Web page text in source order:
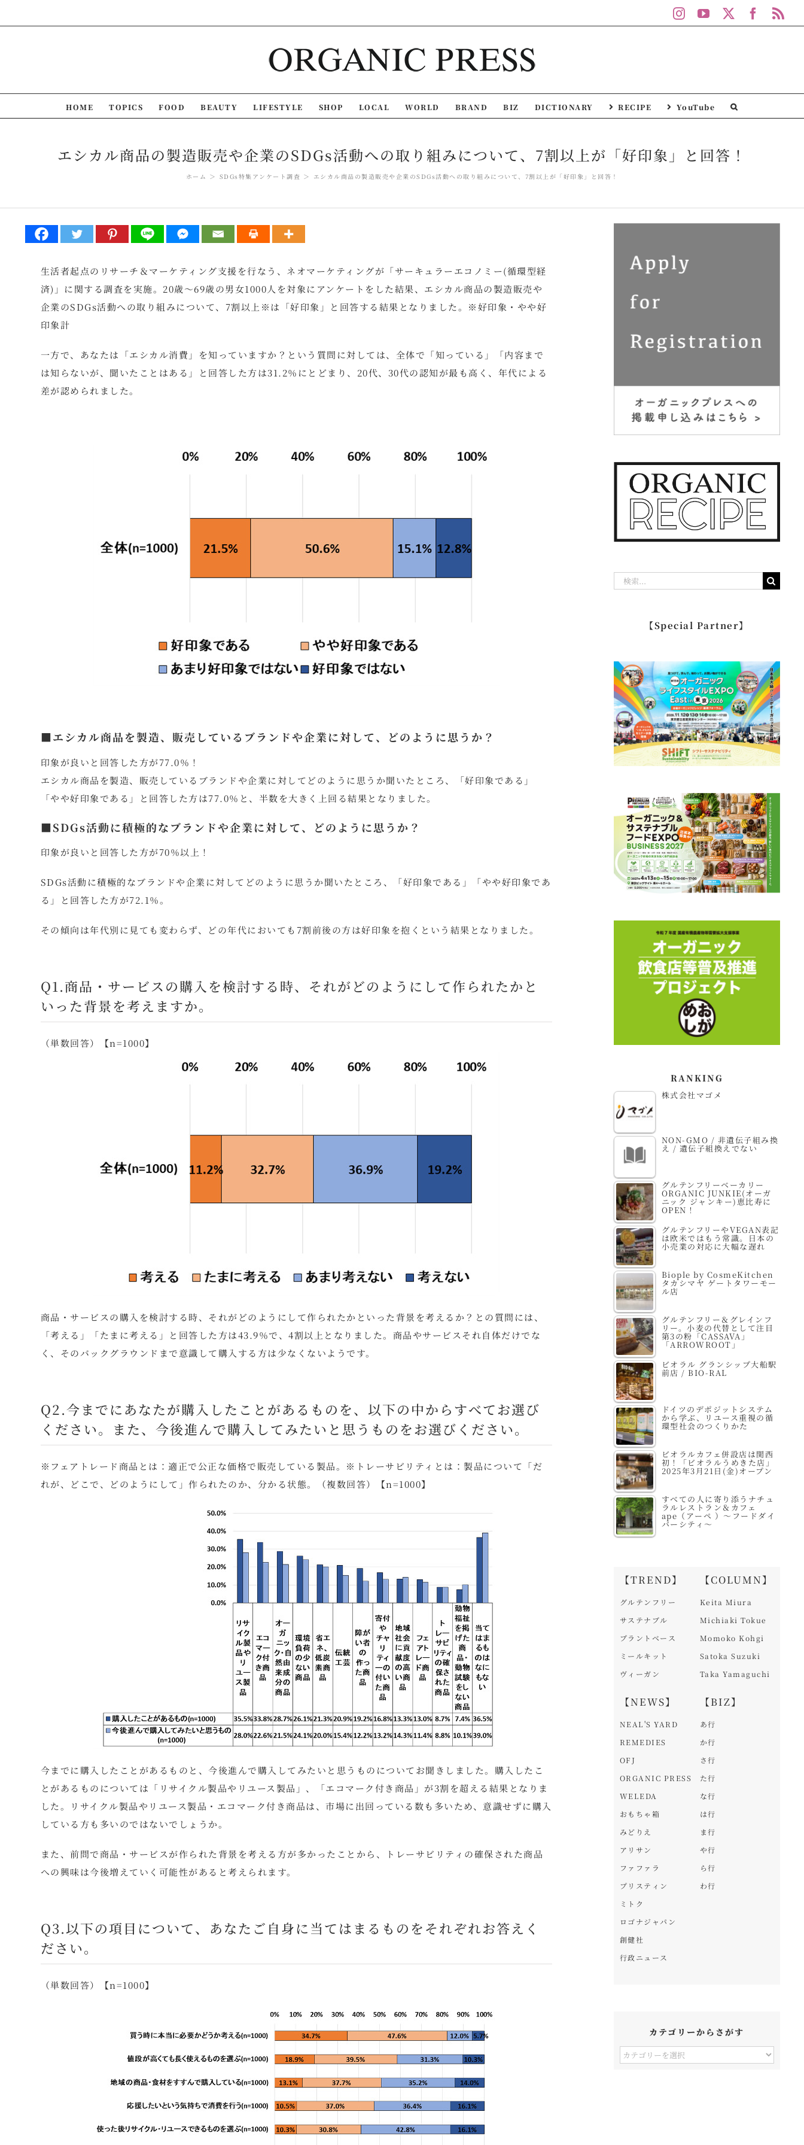
to
InstagramYouTube
HOME TOPICS FOOD BEAUTY LIFESTYLE SHOP LOCAL WORLD BRAND BIZ DICTIONARY RECIPE YouTube
エシカル商品の製造販売や企業のSDGs活動への取り組みについて、7割以上が「好印象」と回答！
ホーム SDGs特集 アンケート調査 エシカル商品の製造販売や企業のSDGs活動への取り組みについて、7割以上が「好印象」と回答！
生活者起点のリサーチ＆マーケティング支援を行なう、ネオマーケティングが「サーキュラーエコノミー(循環型経
済)」に関する調査を実施。20歳～69歳の男女1000人を対象にアンケートをした結果、エシカル商品の製造販売や
企業のSDGs活動への取り組みについて、7割以上※は「好印象」と回答する結果となりました。※好印象・やや好
印象計
一方で、あなたは「エシカル消費」を知っていますか？という質問に対しては、全体で「知っている」「内容まで
は知らないが、聞いたことはある」と回答した方は31.2％にとどまり、20代、30代の認知が最も高く、年代による
差が認められました。
■エシカル商品を製造、販売しているブランドや企業に対して、どのように思うか？
印象が良いと回答した方が77.0％！
エシカル商品を製造、販売しているブランドや企業に対してどのように思うか聞いたところ、「好印象である」
「やや好印象である」と回答した方は77.0％と、半数を大きく上回る結果となりました。
■SDGs活動に積極的なブランドや企業に対して、どのように思うか？
印象が良いと回答した方が70％以上！
SDGs活動に積極的なブランドや企業に対してどのように思うか聞いたところ、「好印象である」「やや好印象であ
る」と回答した方が72.1％。
その傾向は年代別に見ても変わらず、どの年代においても7割前後の方は好印象を抱くという結果となりました。
Q1.商品・サービスの購入を検討する時、それがどのようにして作られたかと
いった背景を考えますか。
（単数回答）【n=1000】
商品・サービスの購入を検討する時、それがどのようにして作られたかといった背景を考えるか？との質問には、
「考える」「たまに考える」と回答した方は43.9％で、4割以上となりました。商品やサービスそれ自体だけでな
く、そのバックグラウンドまで意識して購入する方は少なくないようです。
Q2.今までにあなたが購入したことがあるものを、以下の中からすべてお選び
ください。また、今後進んで購入してみたいと思うものをお選びください。
※フェアトレード商品とは：適正で公正な価格で販売している製品。※トレーサビリティとは：製品について「だ
れが、どこで、どのようにして」作られたのか、分かる状態。（複数回答）【n=1000】
今までに購入したことがあるものと、今後進んで購入してみたいと思うものについてお聞きしました。購入したこ
とがあるものについては「リサイクル製品やリユース製品」、「エコマーク付き商品」が3割を超える結果となりま
した。リサイクル製品やリユース製品・エコマーク付き商品は、市場に出回っている数も多いため、意識せずに購入
している方も多いのではないでしょうか。
また、前問で商品・サービスが作られた背景を考える方が多かったことから、トレーサビリティの確保された商品
への興味は今後増えていく可能性があると考えられます。
Q3.以下の項目について、あなたご自身に当てはまるものをそれぞれお答えく
ださい。
（単数回答）【n=1000】
【Special Partner】
RANKING
株式会社マゴメ
NON-GMO / 非遺伝子組み換
え / 遺伝子組換えでない
グルテンフリーベーカリー
ORGANIC JUNKIE(オーガ
ニック ジャンキー)恵比寿に
OPEN！
グルテンフリーやVEGAN表記
は欧米ではもう常識。日本の
小売業の対応に大幅な遅れ
Biople by CosmeKitchen
タカシマヤ ゲートタワーモー
ル店
グルテンフリー＆グレインフ
リー。小麦の代替として注目
第3の粉「CASSAVA」
「ARROWROOT」
ビオラル グランシップ大船駅
前店 / BIO-RAL
ドイツのデポジットシステム
から学ぶ、リユース重視の循
環型社会のつくりかた
ビオラルカフェ併設店は関西
初！「ビオラルうめきた店」
2025年3月21日(金)オープン
すべての人に寄り添うナチュ
ラルレストラン＆カフェ
ape（アーペ ）～フードダイ
バーシティ～
【TREND】
グルテンフリー
サステナブル
プラントベース
ミールキット
ヴィーガン
【NEWS】
NEAL'S YARD
REMEDIES
OFJ
ORGANIC PRESS
WELEDA
おもちゃ箱
みどりえ
アリサン
ファファラ
プリスティン
ミトク
ロゴナジャパン
創健社
行政ニュース
【COLUMN】
Keita Miura
Michiaki Tokue
Momoko Kohgi
Satoka Suzuki
Taka Yamaguchi
【BIZ】
あ行
か行
さ行
た行
な行
は行
ま行
や行
ら行
わ行
カテゴリーからさがす
カ